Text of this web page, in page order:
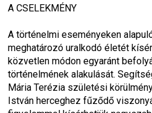
A CSELEKMÉNY
A történelmi eseményeken
meghatározó uralkodó életét
közvetlen módon egyaránt
történelmének alakulását.
Mária Terézia születési
István herceghez fűződő